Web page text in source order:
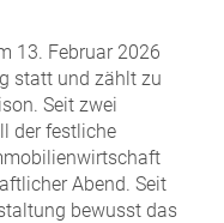
13. Februar 2026
statt und zählt zu
Seit zwei
der festliche
Abend. Seit
bewusst das